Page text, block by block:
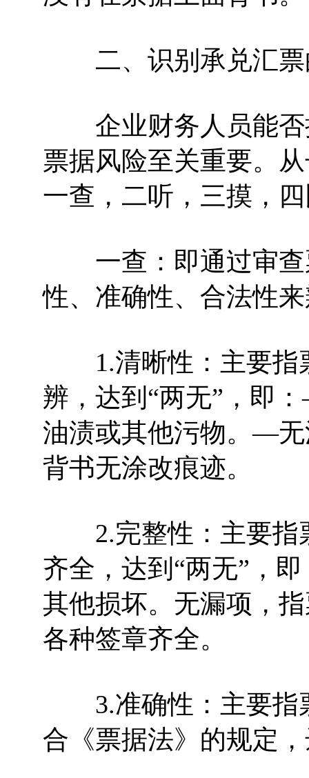
二、识别承兑汇票
企业财务人员能否
票据风险至关重要。
一查，二听，三摸，
一查：即通过审查
性、准确性、合法性
1.清晰性：主要指
辨，达到“两无”，即
油渍或其他污物。—
背书无涂改痕迹。
2.完整性：主要指
齐全，达到“两无”，
其他损坏。无漏项，
各种签章齐全。
3.准确性：主要指
合《票据法》的规定